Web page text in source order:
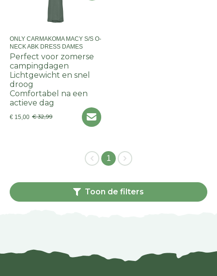
ONLY CARMAKOMA MACY S/S O-
NECK ABK DRESS DAMES
Perfect voor zomerse
campingdagen
Lichtgewicht en snel
droog
Comfortabel na een
actieve dag
€ 15,00 € 32,99
1
Toon de filters